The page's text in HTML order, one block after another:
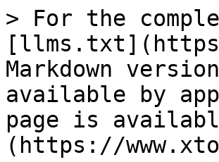
> For the
Markdown
available by
page is
(https://